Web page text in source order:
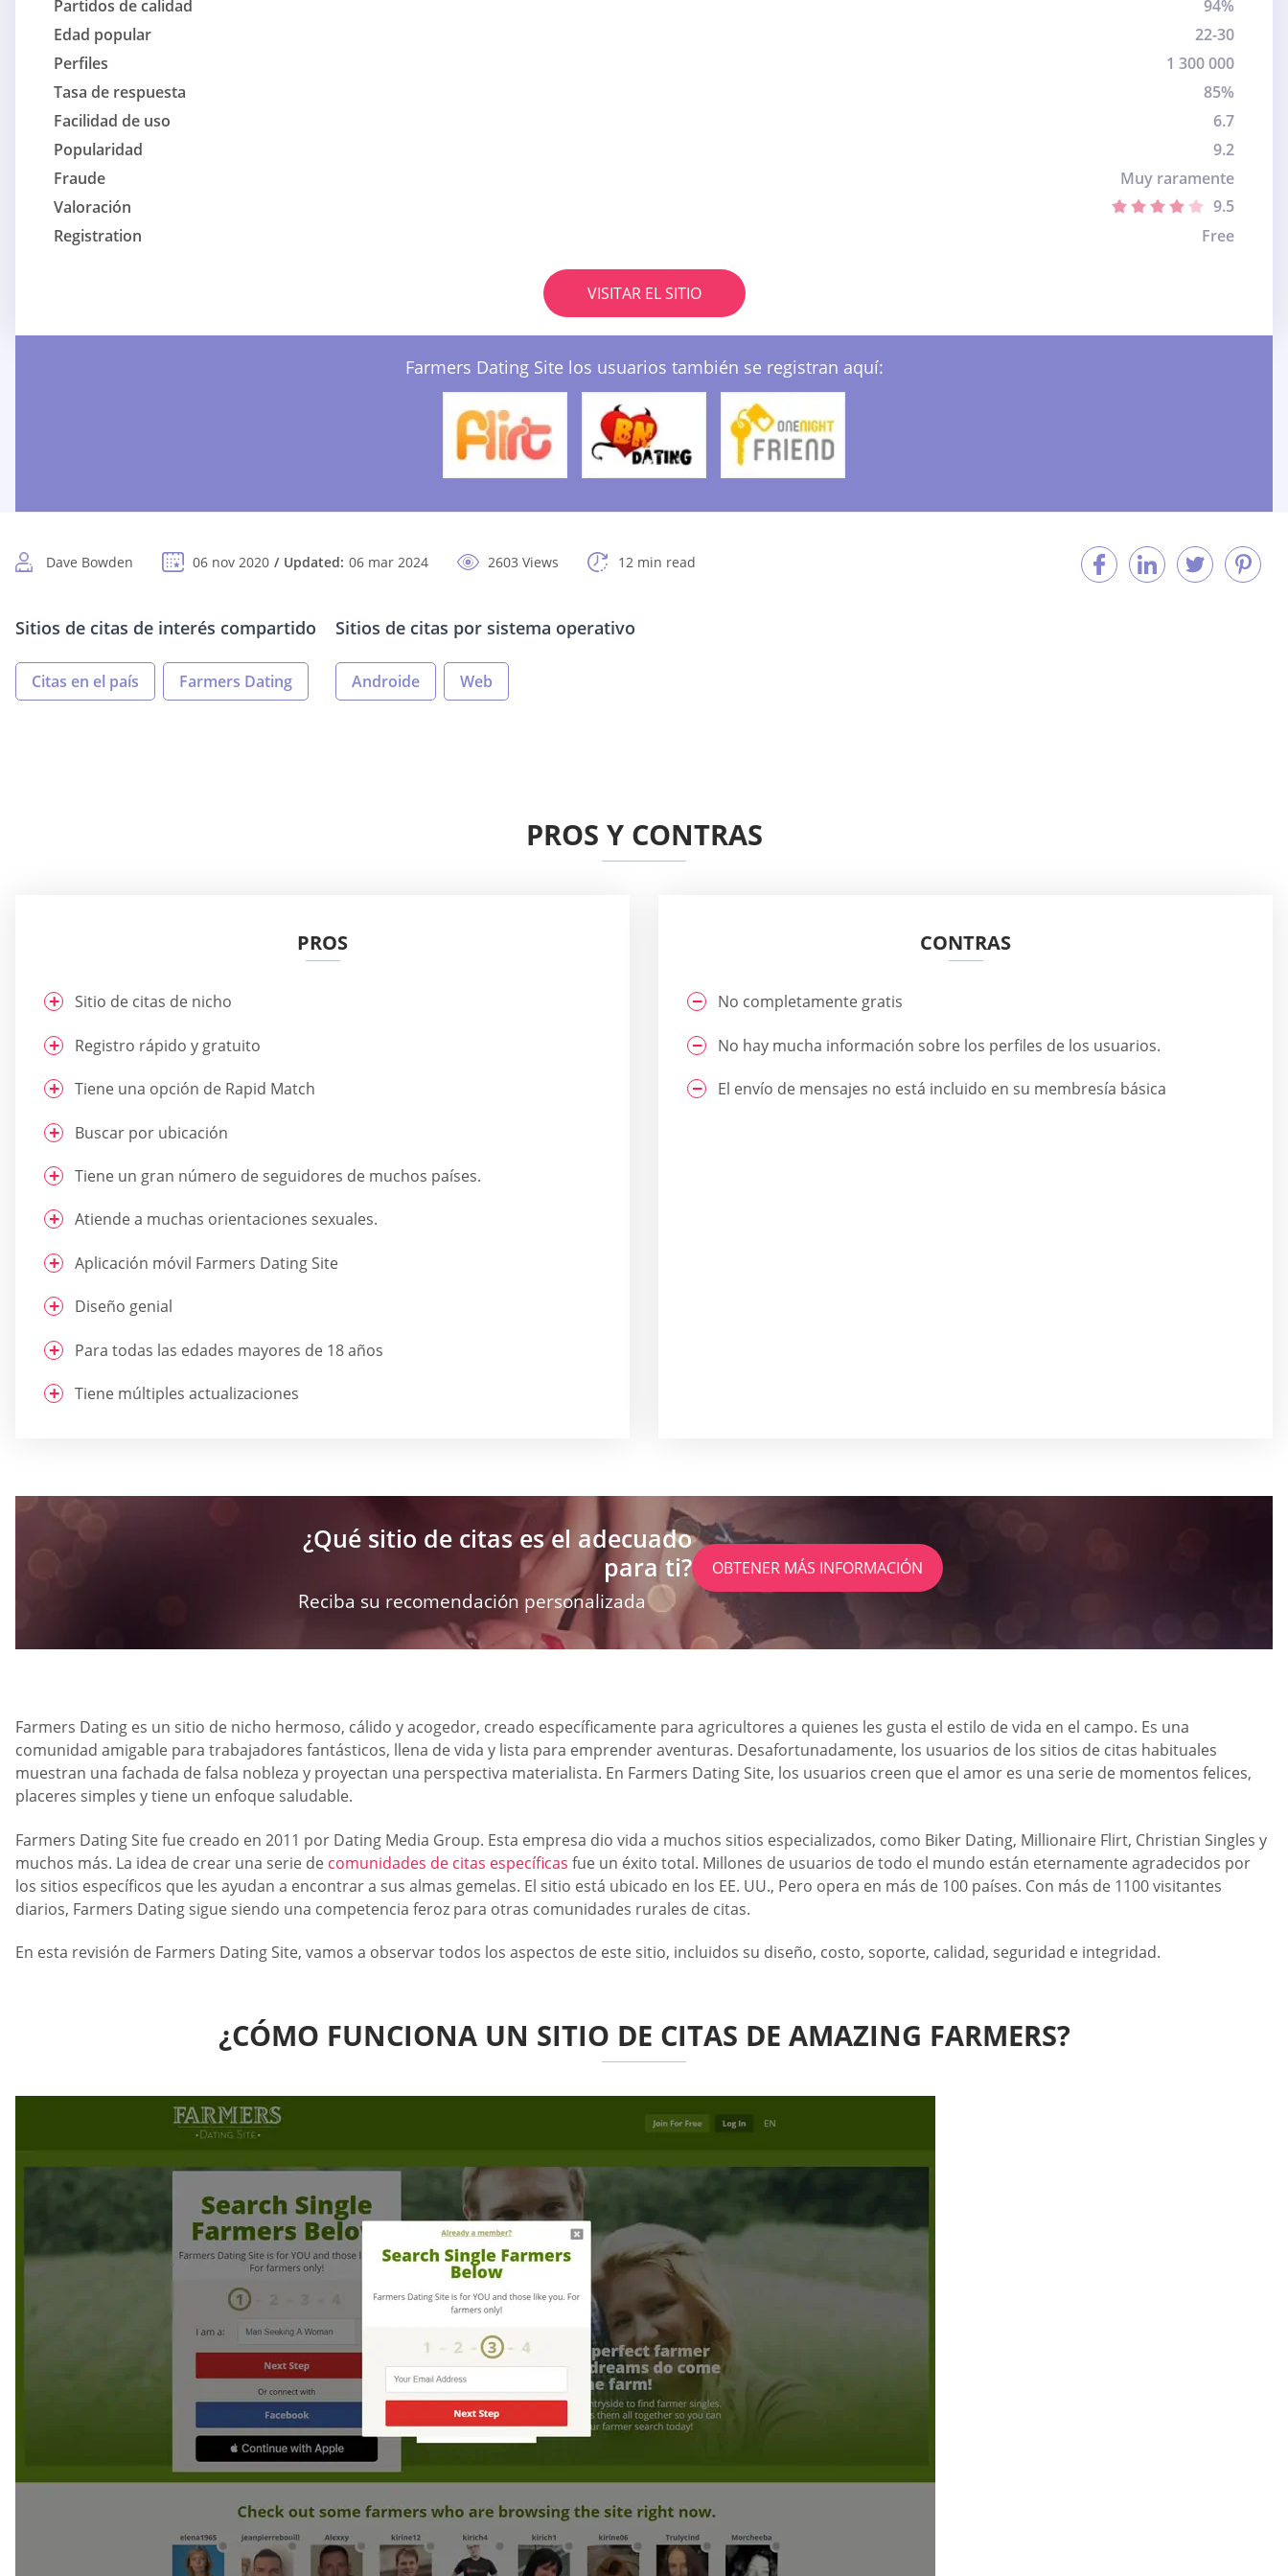
Partidos de calidad
94%
Edad popular
22-30
Perfiles
1 300 000
Tasa de respuesta
85%
Facilidad de uso
6.7
Popularidad
9.2
Fraude
Muy raramente
Valoración
9.5
Registration
Free
VISITAR EL SITIO
Farmers Dating Site los usuarios también se registran aquí:
Dave Bowden 06 nov 2020 Updated: 06 mar 2024 2603 Views 12 min read
Sitios de citas de interés compartido
Citas en el país Farmers Dating
Sitios de citas por sistema operativo
Androide Web
PROS Y CONTRAS
PROS
Sitio de citas de nicho
Registro rápido y gratuito
Tiene una opción de Rapid Match
Buscar por ubicación
Tiene un gran número de seguidores de muchos países.
Atiende a muchas orientaciones sexuales.
Aplicación móvil Farmers Dating Site
Diseño genial
Para todas las edades mayores de 18 años
Tiene múltiples actualizaciones
CONTRAS
No completamente gratis
No hay mucha información sobre los perfiles de los usuarios.
El envío de mensajes no está incluido en su membresía básica
¿Qué sitio de citas es el adecuado
para ti?
Reciba su recomendación personalizada
OBTENER MÁS INFORMACIÓN
Farmers Dating es un sitio de nicho hermoso, cálido y acogedor, creado específicamente para agricultores a quienes les gusta el estilo de vida en el campo. Es una
comunidad amigable para trabajadores fantásticos, llena de vida y lista para emprender aventuras. Desafortunadamente, los usuarios de los sitios de citas habituales
muestran una fachada de falsa nobleza y proyectan una perspectiva materialista. En Farmers Dating Site, los usuarios creen que el amor es una serie de momentos felices,
placeres simples y tiene un enfoque saludable.
Farmers Dating Site fue creado en 2011 por Dating Media Group. Esta empresa dio vida a muchos sitios especializados, como Biker Dating, Millionaire Flirt, Christian Singles y
muchos más. La idea de crear una serie de comunidades de citas específicas fue un éxito total. Millones de usuarios de todo el mundo están eternamente agradecidos por
los sitios específicos que les ayudan a encontrar a sus almas gemelas. El sitio está ubicado en los EE. UU., Pero opera en más de 100 países. Con más de 1100 visitantes
diarios, Farmers Dating sigue siendo una competencia feroz para otras comunidades rurales de citas.
En esta revisión de Farmers Dating Site, vamos a observar todos los aspectos de este sitio, incluidos su diseño, costo, soporte, calidad, seguridad e integridad.
¿CÓMO FUNCIONA UN SITIO DE CITAS DE AMAZING FARMERS?